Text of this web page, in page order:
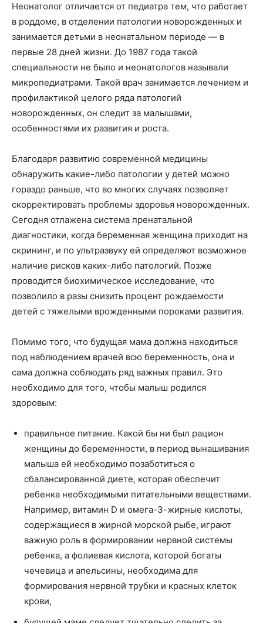
Неонатолог отличается от педиатра тем, что работает
в роддоме, в отделении патологии новорожденных и
занимается детьми в неонатальном периоде — в
первые 28 дней жизни. До 1987 года такой
специальности не было и неонатологов называли
микропедиатрами. Такой врач занимается лечением и
профилактикой целого ряда патологий
новорожденных, он следит за малышами,
особенностями их развития и роста.
Благодаря развитию современной медицины
обнаружить какие-либо патологии у детей можно
гораздо раньше, что во многих случаях позволяет
скорректировать проблемы здоровья новорожденных.
Сегодня отлажена система пренатальной
диагностики, когда беременная женщина приходит на
скрининг, и по ультразвуку ей определяют возможное
наличие рисков каких-либо патологий. Позже
проводится биохимическое исследование, что
позволило в разы снизить процент рождаемости
детей с тяжелыми врожденными пороками развития.
Помимо того, что будущая мама должна находиться
под наблюдением врачей всю беременность, она и
сама должна соблюдать ряд важных правил. Это
необходимо для того, чтобы малыш родился
здоровым:
правильное питание. Какой бы ни был рацион
женщины до беременности, в период вынашивания
малыша ей необходимо позаботиться о
сбалансированной диете, которая обеспечит
ребенка необходимыми питательными веществами.
Например, витамин D и омега-3-жирные кислоты,
содержащиеся в жирной морской рыбе, играют
важную роль в формировании нервной системы
ребенка, а фолиевая кислота, которой богаты
чечевица и апельсины, необходима для
формирования нервной трубки и красных клеток
крови,